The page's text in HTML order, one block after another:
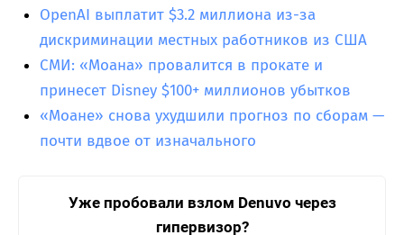
OpenAI выплатит $3.2 миллиона из-за
дискриминации местных работников из США
СМИ: «Моана» провалится в прокате и
принесет Disney $100+ миллионов убытков
«Моане» снова ухудшили прогноз по сборам —
почти вдвое от изначального
Уже пробовали взлом Denuvo через
гипервизор?